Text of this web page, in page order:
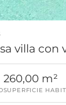
villa con
260,00 m²
SUPERFICIE